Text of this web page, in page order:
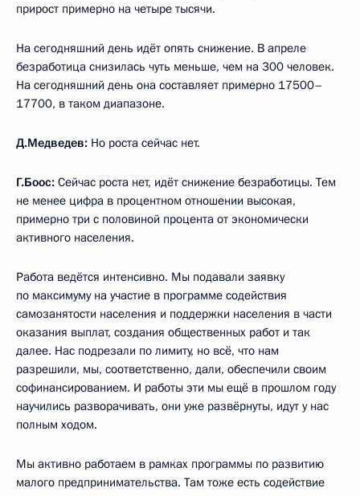
прирост примерно на четыре тысячи.
На сегодняшний день идёт опять снижение. В апреле
безработица снизилась чуть меньше, чем на 300 человек.
На сегодняшний день она составляет примерно 17500–
17700, в таком диапазоне.
Д.Медведев: Но роста сейчас нет.
Г.Боос: Сейчас роста нет, идёт снижение безработицы. Тем
не менее цифра в процентном отношении высокая,
примерно три с половиной процента от экономически
активного населения.
Работа ведётся интенсивно. Мы подавали заявку
по максимуму на участие в программе содействия
самозанятости населения и поддержки населения в части
оказания выплат, создания общественных работ и так
далее. Нас подрезали по лимиту, но всё, что нам
разрешили, мы, соответственно, дали, обеспечили своим
софинансированием. И работы эти мы ещё в прошлом году
научились разворачивать, они уже развёрнуты, идут у нас
полным ходом.
Мы активно работаем в рамках программы по развитию
малого предпринимательства. Там тоже есть содействие